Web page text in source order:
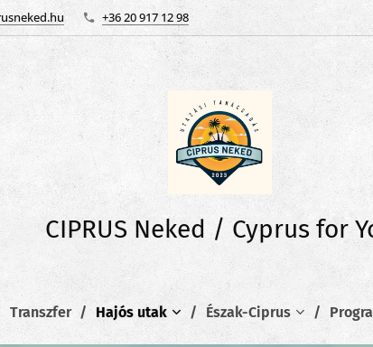
+36 20 917 12 98
CIPRUS Neked / Cyprus for
Transzfer Hajós utak Észak-Ciprus